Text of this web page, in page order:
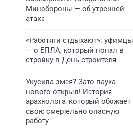
Минобороны — об утренней
атаке
«Работяги отдыхают»: уфимцы
— о БПЛА, который попал в
стройку в День строителя
Укусила змея? Зато паука
нового открыл! История
арахнолога, который обожает
свою смертельно опасную
работу